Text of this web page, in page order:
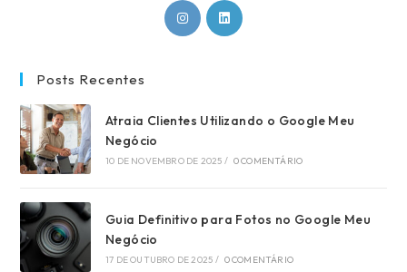
Abre
em
Abre
Posts Recentes
Atraia Clientes Utilizando o Google Meu
Negócio
10 DE NOVEMBRO DE 2025 / 0 COMENTÁRIO
Guia Definitivo para Fotos no Google Meu
Negócio
17 DE OUTUBRO DE 2025 / 0 COMENTÁRIO